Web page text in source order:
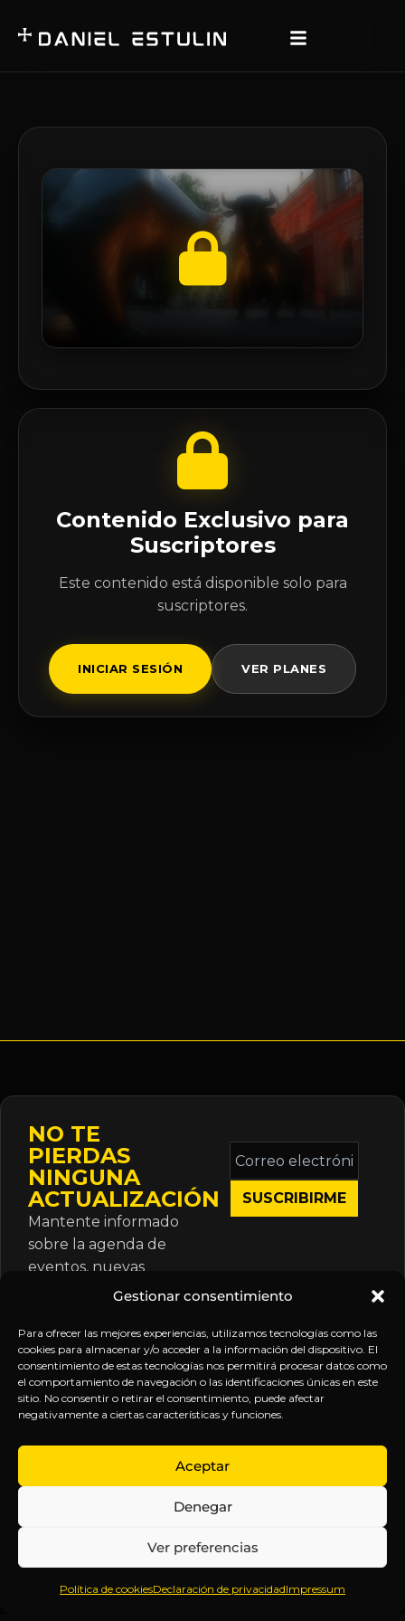
Gestionar consentimiento
Para ofrecer las mejores experiencias, utilizamos tecnologías como las
cookies para almacenar y/o acceder a la información del dispositivo. El
consentimiento de estas tecnologías nos permitirá procesar datos como
el comportamiento de navegación o las identificaciones únicas en este
sitio. No consentir o retirar el consentimiento, puede afectar
negativamente a ciertas características y funciones.
Aceptar
Denegar
Ver preferencias
Política de cookiesDeclaración de privacidadImpressum
Contenido Exclusivo para
Suscriptores
Este contenido está disponible solo para
suscriptores.
INICIAR SESIÓN VER PLANES
NO TE
PIERDAS
NINGUNA
ACTUALIZACIÓN
Mantente informado
sobre la agenda de
eventos, nuevas
publicaciones y
suscripción.
Correo
electrónico
*
Inteligencia
Anticipándonos
EXPLORA
Inicio
Sobre
Contenido
Webinars
LEGAL
Política
de
Términos y
Aviso
SÍGUENOS